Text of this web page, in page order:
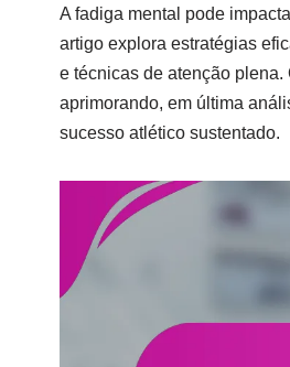
A fadiga mental pode
artigo explora estratégias
e técnicas de atenção
aprimorando, em última
sucesso atlético sustentado.